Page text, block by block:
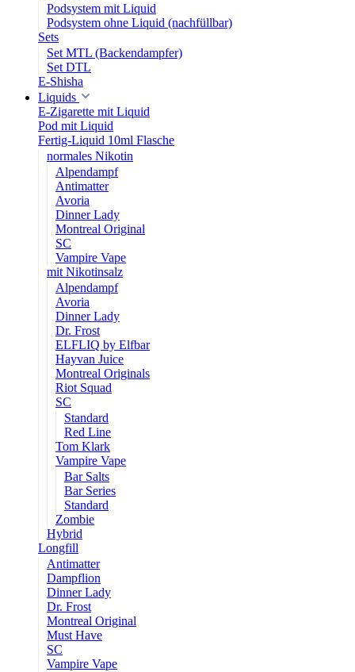
Podsystem mit Liquid
Podsystem ohne Liquid (nachfüllbar)
Sets
Set MTL (Backendampfer)
Set DTL
E-Shisha
Liquids
E-Zigarette mit Liquid
Pod mit Liquid
Fertig-Liquid 10ml Flasche
normales Nikotin
Alpendampf
Antimatter
Avoria
Dinner Lady
Montreal Original
SC
Vampire Vape
mit Nikotinsalz
Alpendampf
Avoria
Dinner Lady
Dr. Frost
ELFLIQ by Elfbar
Hayvan Juice
Montreal Originals
Riot Squad
SC
Standard
Red Line
Tom Klark
Vampire Vape
Bar Salts
Bar Series
Standard
Zombie
Hybrid
Longfill
Antimatter
Dampflion
Dinner Lady
Dr. Frost
Montreal Original
Must Have
SC
Vampire Vape